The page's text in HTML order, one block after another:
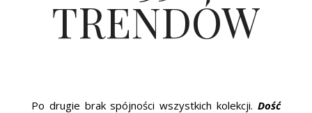
TRENDÓW
Po drugie brak spójności wszystkich kolekcji. Dość